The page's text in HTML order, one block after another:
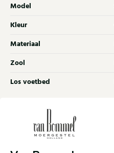
Model
Kleur
Materiaal
Zool
Los voetbed